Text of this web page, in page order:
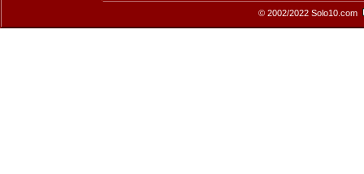
© 2002/2022 Solo10.com